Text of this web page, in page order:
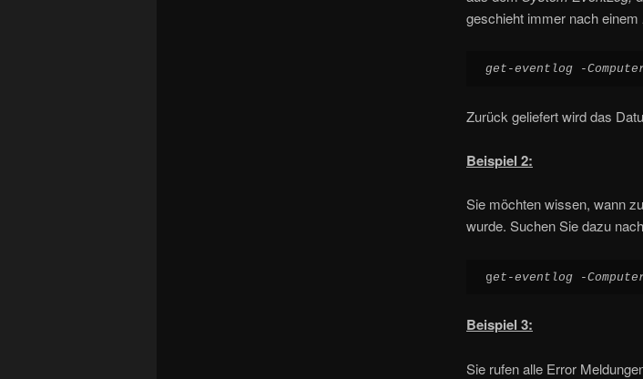
geschieht immer nach einem
get-eventlog -
Zurück geliefert wird das
Beispiel 2:
Sie möchten wissen, wann
wurde. Suchen Sie dazu
get-eventlog -
Beispiel 3:
Sie rufen alle Error